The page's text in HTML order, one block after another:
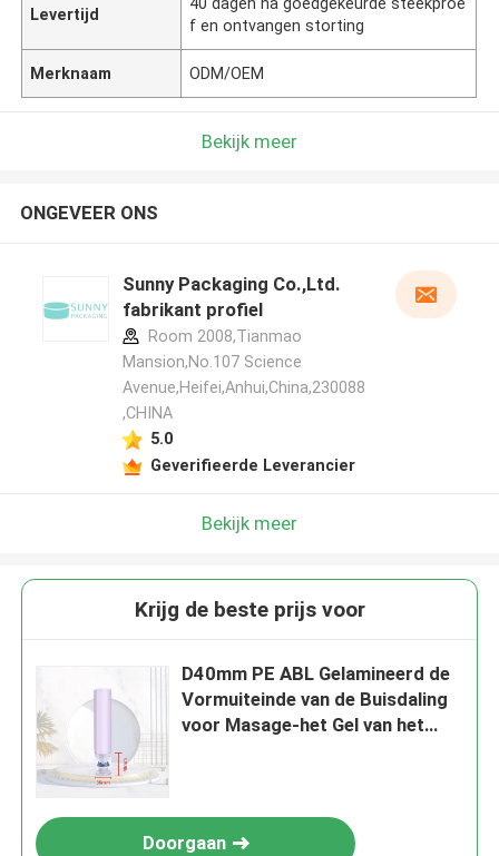
Levertijd
f en ontvangen storting
Merknaam ODM/OEM
Bekijk meer
ONGEVEER ONS
Sunny Packaging Co.,Ltd.
fabrikant profiel
Room 2008,Tianmao
Mansion,No.107 Science
Avenue,Heifei,Anhui,China,230088
,CHINA
5.0
Geverifieerde Leverancier
Bekijk meer
Krijg de beste prijs voor
D40mm PE ABL Gelamineerd de
Vormuiteinde van de Buisdaling
voor Masage-het Gel van het
Doorgaan